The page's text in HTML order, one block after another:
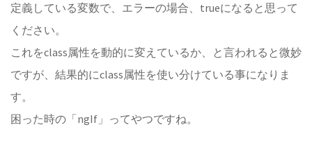
定義している変数で、エラーの場合、trueになると思って
ください。
これをclass属性を動的に変えているか、と言われると微妙
ですが、結果的にclass属性を使い分けている事になりま
す。
困った時の「ngIf」ってやつですね。